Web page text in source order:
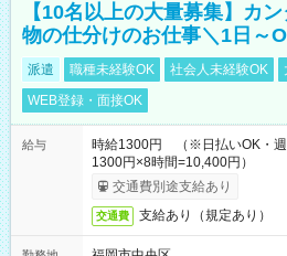
【10名以上の大量募集】カ
物の仕分けのお仕事＼1日～
派遣 職種未経験OK 社会人未経験OK
WEB登録・面接OK
給与
時給1300円 （※日払いOK・
1300円×8時間=10,400円）
交通費別途支給あり
交通費 支給あり（規定あり）